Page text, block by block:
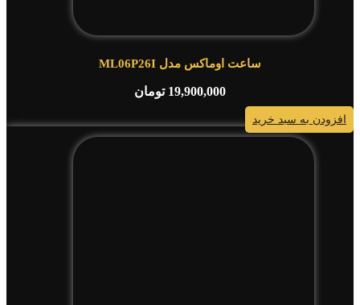
ساعت اوماکس مدل ML06P26I
19,900,000 تومان
افزودن به سبد خرید